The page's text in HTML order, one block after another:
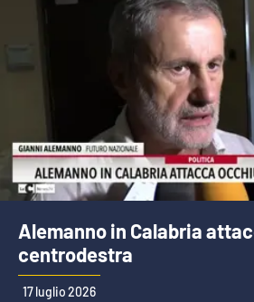
Alemanno in Calabria
centrodestra
17 luglio 2026